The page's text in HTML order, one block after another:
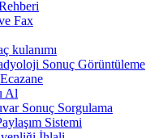
Fax
kulanımı
Sonuç Görüntüleme
Al
Sonuç Sorgulama
Sistemi